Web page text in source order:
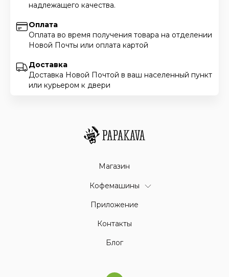
надлежащего качества.
Оплата
Оплата во время получения товара на отделении
Новой Почты или оплата картой
Доставка
Доставка Новой Почтой в ваш населенный пункт
или курьером к двери
Магазин
Кофемашины
Приложение
Контакты
Блог